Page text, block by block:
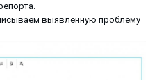
выявленную проблему